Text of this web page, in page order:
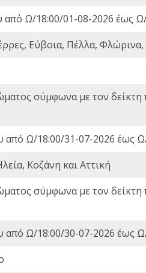
από Ω/18:00/01-08-2026 έως
Εύβοια, Πέλλα,
σύμφωνα με τον
από Ω/18:00/31-07-2026 έως
Κοζάνη και Αττική
σύμφωνα με τον
από Ω/18:00/30-07-2026 έως